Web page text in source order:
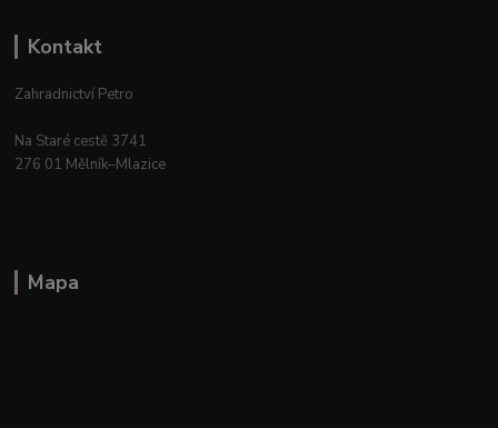
Kontakt
Zahradnictví Petro
Na Staré cestě 3741
276 01 Mělník–Mlazice
Mapa